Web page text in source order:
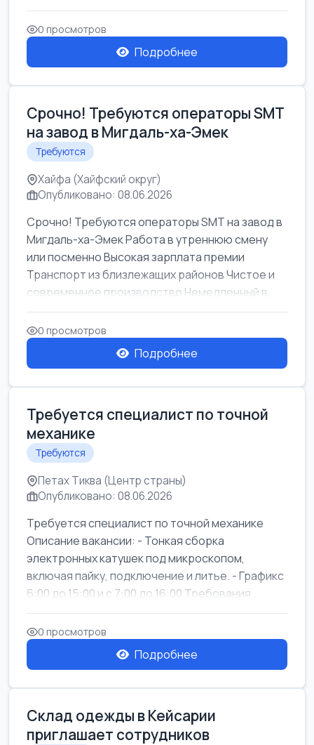
Свежие вакансии в Нетании дл...
0 просмотров
Подробнее
Срочно! Требуются операторы SMT
на завод в Мигдаль-ха-Эмек
Требуются
Хайфа (Хайфский округ)
Опубликовано: 08.06.2026
Срочно! Требуются операторы SMT на завод в
Мигдаль-ха-Эмек Работа в утреннюю смену
или посменно Высокая зарплата премии
Транспорт из близлежащих районов Чистое и
современное производство Немедленный в...
0 просмотров
Подробнее
Требуется специалист по точной
механике
Требуются
Петах Тиква (Центр страны)
Опубликовано: 08.06.2026
Требуется специалист по точной механике
Описание вакансии: - Тонкая сборка
электронных катушек под микроскопом,
включая пайку, подключение и литье. - Графикс
6:00 до 15:00 и с 7:00 до 16:00 Требования...
0 просмотров
Подробнее
Склад одежды в Кейсарии
приглашает сотрудников